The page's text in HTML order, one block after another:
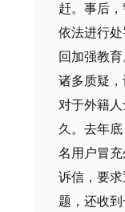
赶。事后
依法进行
回加强教
诸多质疑，
对于外籍
久。去年
名用户冒
诉信，要
题，还收